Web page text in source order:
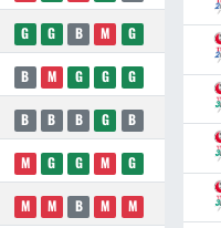
G G B M G
B M G G G
B B B G B
M G G M G
M M B M M